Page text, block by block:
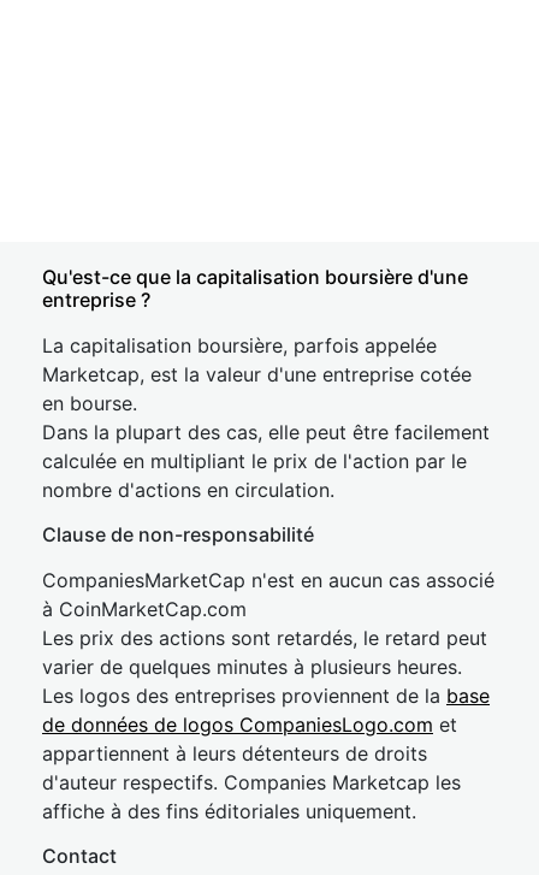
Qu'est-ce que la capitalisation boursière d'une
entreprise ?
La capitalisation boursière, parfois appelée
Marketcap, est la valeur d'une entreprise cotée
en bourse.
Dans la plupart des cas, elle peut être facilement
calculée en multipliant le prix de l'action par le
nombre d'actions en circulation.
Clause de non-responsabilité
CompaniesMarketCap n'est en aucun cas associé
à CoinMarketCap.com
Les prix des actions sont retardés, le retard peut
varier de quelques minutes à plusieurs heures.
Les logos des entreprises proviennent de la base
de données de logos CompaniesLogo.com et
appartiennent à leurs détenteurs de droits
d'auteur respectifs. Companies Marketcap les
affiche à des fins éditoriales uniquement.
Contact